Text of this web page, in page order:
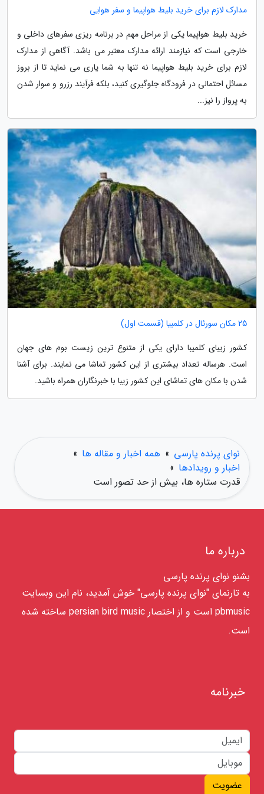
مدارک لازم برای خرید بلیط هواپیما و سفر هوایی
خرید بلیط هواپیما یکی از مراحل مهم در برنامه ریزی سفرهای داخلی و
خارجی است که نیازمند ارائه مدارک معتبر می باشد. آگاهی از مدارک
لازم برای خرید بلیط هواپیما نه تنها به شما یاری می نماید تا از بروز
مسائل احتمالی در فرودگاه جلوگیری کنید، بلکه فرآیند رزرو و سوار شدن
به پرواز را نیز...
25 مکان سورئال در کلمبیا (قسمت اول)
کشور زیبای کلمیبا دارای یکی از متنوع ترین زیست بوم های جهان
است. هرساله تعداد بیشتری از این کشور تماشا می نمایند. برای آشنا
شدن با مکان های تماشای این کشور زیبا با خبرنگاران همراه باشید.
نوای پرنده پارسی » همه اخبار و مقاله ها »
اخبار و رویدادها »
قدرت ستاره ها، بیش از حد تصور است
درباره ما
بشنو نوای پرنده پارسی
به تارنمای "نوای پرنده پارسی" خوش آمدید، نام این وبسایت
pbmusic است و از اختصار persian bird music ساخته شده
است.
خبرنامه
عضویت